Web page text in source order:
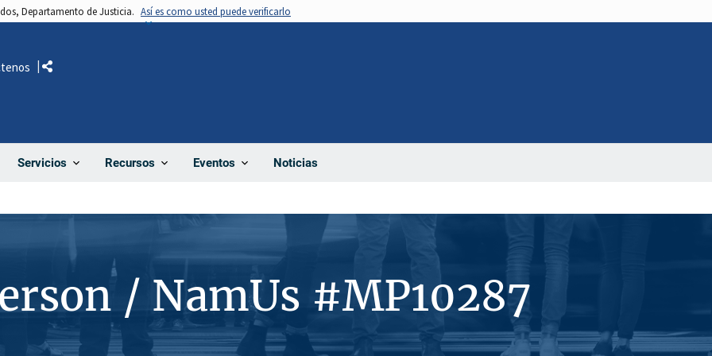
Departamento de Justicia. Así es como usted puede verificarlo
Servicios Recursos Eventos Noticias
Comparte
/ NamUs #MP10287